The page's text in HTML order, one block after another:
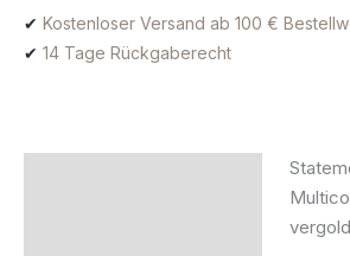
✔ Kostenloser Versand ab 100 €
✔ 14 Tage Rückgaberecht